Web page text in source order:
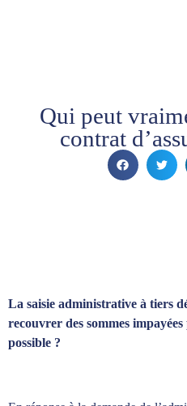
Qui peut
contrat
La saisie administrative à tiers
recouvrer des sommes
possible ?